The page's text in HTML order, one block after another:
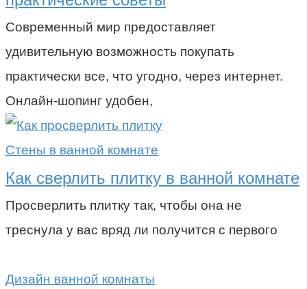
Современный мир предоставляет
удивительную возможность покупать
практически все, что угодно, через интернет.
Онлайн-шопинг удобен,
Стены в ванной комнате
Как сверлить плитку в ванной комнате
Просверлить плитку так, чтобы она не
треснула у вас вряд ли получится с первого
Дизайн ванной комнаты